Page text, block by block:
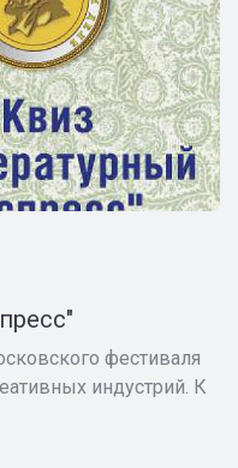
фестиваля
индустрий. К